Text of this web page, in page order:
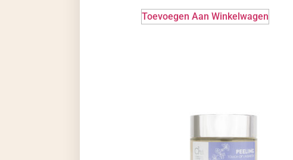
Toevoegen Aan Winkelwagen